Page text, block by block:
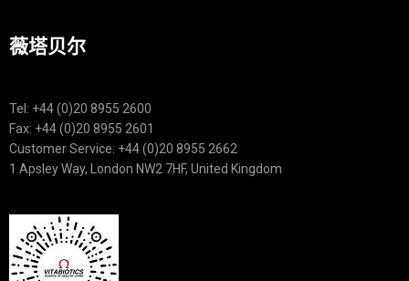
薇塔贝尔
Tel: +44 (0)20 8955 2600
Fax: +44 (0)20 8955 2601
Customer Service: +44 (0)20 8955 2662
1 Apsley Way, London NW2 7HF, United Kingdom